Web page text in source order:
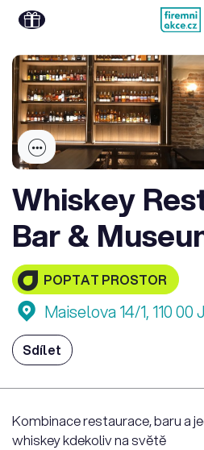
Whiskey
Bar &
POPTAT PROSTOR
Maiselova 14/1, 110 00
Sdílet
Kombinace restaurace, baru a
whiskey kdekoliv na světě